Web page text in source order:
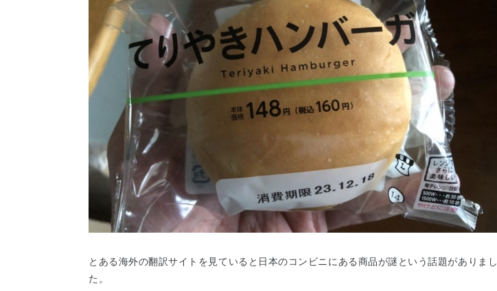
とある海外の翻訳サイトを見ていると日本のコンビニにある商品が謎という話題がありまし
た。